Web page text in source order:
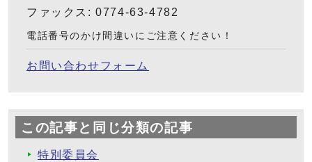
ファックス: 0774-63-4782
電話番号のかけ間違いにご注意ください！
お問い合わせフォーム
この記事と同じ分類の記事
特別委員会